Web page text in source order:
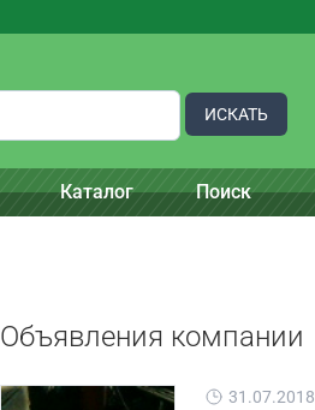
ИСКАТЬ
Каталог Поиск
Объявления компании
31.07.2018